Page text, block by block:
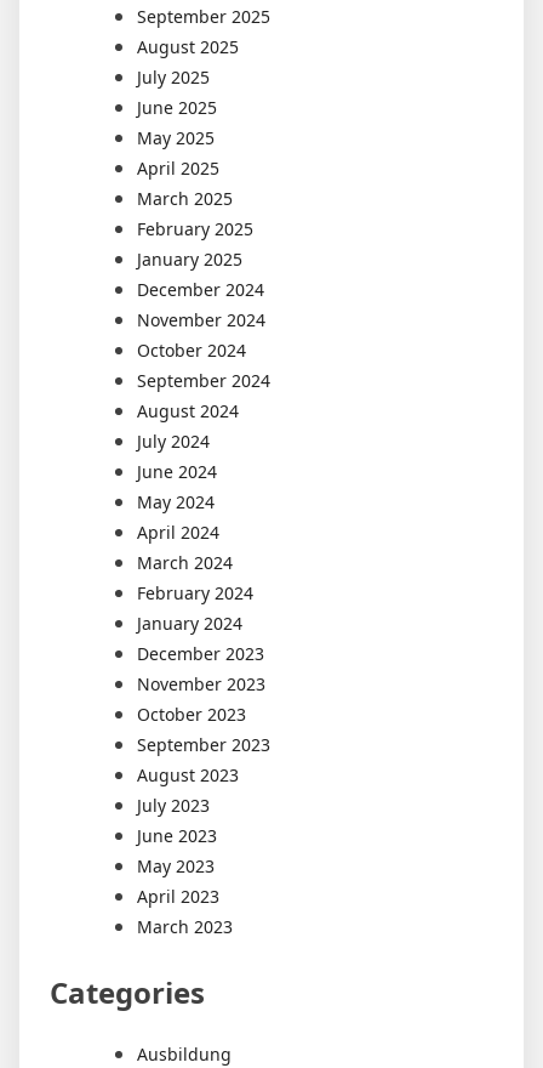
September 2025
August 2025
July 2025
June 2025
May 2025
April 2025
March 2025
February 2025
January 2025
December 2024
November 2024
October 2024
September 2024
August 2024
July 2024
June 2024
May 2024
April 2024
March 2024
February 2024
January 2024
December 2023
November 2023
October 2023
September 2023
August 2023
July 2023
June 2023
May 2023
April 2023
March 2023
Categories
Ausbildung